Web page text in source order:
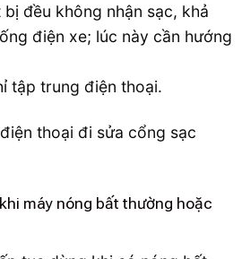
đều không nhận sạc, khả
điện xe; lúc này cần hướng
tập trung điện thoại.
máy nóng bất thường hoặc